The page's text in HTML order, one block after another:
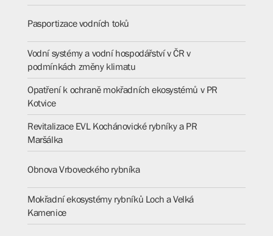
Pasportizace vodních toků
Vodní systémy a vodní hospodářství v ČR v
podmínkách změny klimatu
Opatření k ochraně mokřadních ekosystémů v PR
Kotvice
Revitalizace EVL Kochánovické rybníky a PR
Maršálka
Obnova Vrboveckého rybníka
Mokřadní ekosystémy rybníků Loch a Velká
Kamenice